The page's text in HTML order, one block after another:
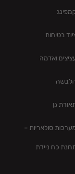
בטיחות
ואדמה
גן
סולאריות –
כח ניידת